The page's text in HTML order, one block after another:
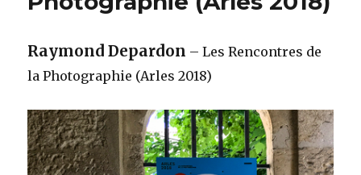
Raymond Depardon – Les Rencontres de
la Photographie (Arles 2018)